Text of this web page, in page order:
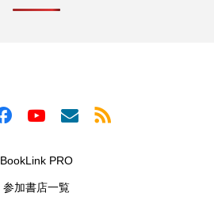
BookLink PRO
参加書店一覧